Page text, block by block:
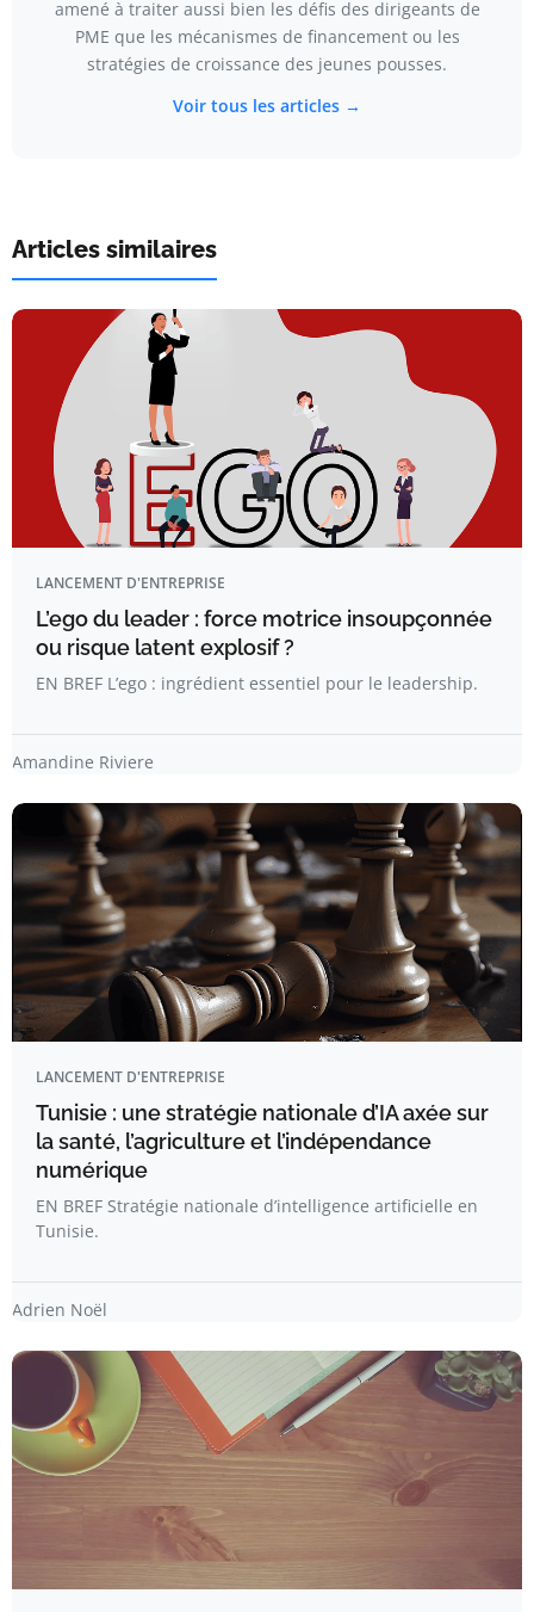
amené à traiter aussi bien les défis des dirigeants de
PME que les mécanismes de financement ou les
stratégies de croissance des jeunes pousses.
Voir tous les articles →
Articles similaires
LANCEMENT D'ENTREPRISE
L’ego du leader : force motrice insoupçonnée
ou risque latent explosif ?
EN BREF L’ego : ingrédient essentiel pour le leadership.
Amandine Riviere
LANCEMENT D'ENTREPRISE
Tunisie : une stratégie nationale d’IA axée sur
la santé, l’agriculture et l’indépendance
numérique
EN BREF Stratégie nationale d’intelligence artificielle en
Tunisie.
Adrien Noël